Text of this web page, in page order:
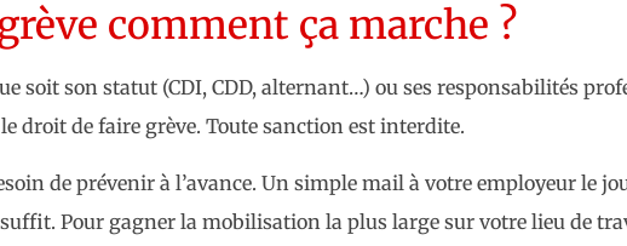
comment ça marche ?
soit son statut (CDI, CDD, alternant…) ou ses responsabilités
droit de faire grève. Toute sanction est interdite.
de prévenir à l’avance. Un simple mail à votre employeur le
suffit. Pour gagner la mobilisation la plus large sur votre lieu de